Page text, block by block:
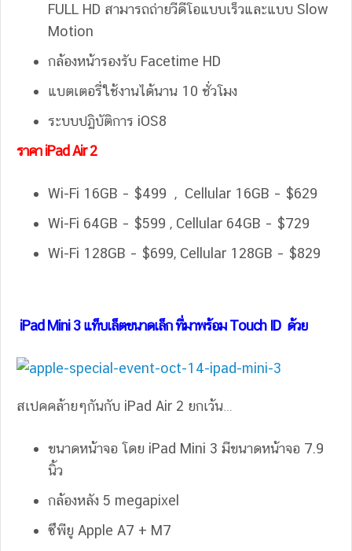
FULL HD สามารถถ่ายวีดีโอแบบเร็วและแบบ Slow
Motion
กล้องหน้ารองรับ Facetime HD
แบตเตอรี่ใช้งานได้นาน 10 ชั่วโมง
ระบบปฏิบัติการ iOS8
ราคา iPad Air 2
Wi-Fi 16GB – $499 , Cellular 16GB – $629
Wi-Fi 64GB – $599 , Cellular 64GB – $729
Wi-Fi 128GB – $699, Cellular 128GB – $829
iPad Mini 3 แท็บเล็ตขนาดเล็ก ที่มาพร้อม Touch ID ด้วย
สเปคคล้ายๆกันกับ iPad Air 2 ยกเว้น…
ขนาดหน้าจอ โดย iPad Mini 3 มีขนาดหน้าจอ 7.9
นิ้ว
กล้องหลัง 5 megapixel
ซึพียู Apple A7 + M7